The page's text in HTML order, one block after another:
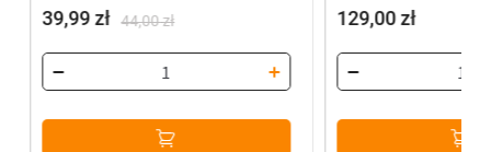
44,00zł
cena
wynosiła:
44,00 zł.
39,99zł
cena
wynosi:
39,99 zł.
129,00zł